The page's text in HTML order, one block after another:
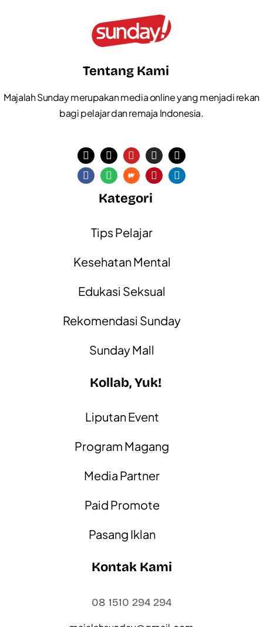
Tentang Kami
Majalah Sunday merupakan media online yang menjadi rekan
bagi pelajar dan remaja Indonesia.
Kategori
Tips Pelajar
Kesehatan Mental
Edukasi Seksual
Rekomendasi Sunday
Sunday Mall
Kollab, Yuk!
Liputan Event
Program Magang
Media Partner
Paid Promote
Pasang Iklan
Kontak Kami
08 1510 294 294